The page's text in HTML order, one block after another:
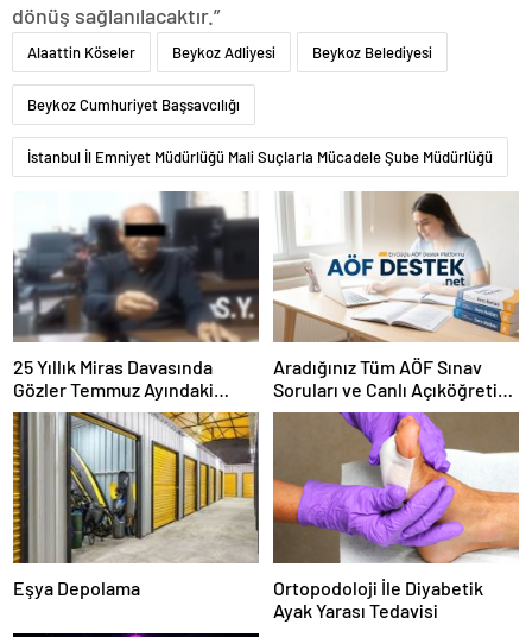
dönüş sağlanılacaktır.”
Alaattin Köseler Beykoz Adliyesi Beykoz Belediyesi
Beykoz Cumhuriyet Başsavcılığı
İstanbul İl Emniyet Müdürlüğü Mali Suçlarla Mücadele Şube Müdürlüğü
25 Yıllık Miras Davasında
Gözler Temmuz Ayındaki
Karar Duruşmasına Çevrildi
Aradığınız Tüm AÖF Sınav
Soruları ve Canlı Açıköğretim
Forumu Burada
Eşya Depolama
Ortopodoloji İle Diyabetik
Ayak Yarası Tedavisi